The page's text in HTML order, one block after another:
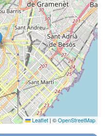
Leaflet | ©OpenStreetMap